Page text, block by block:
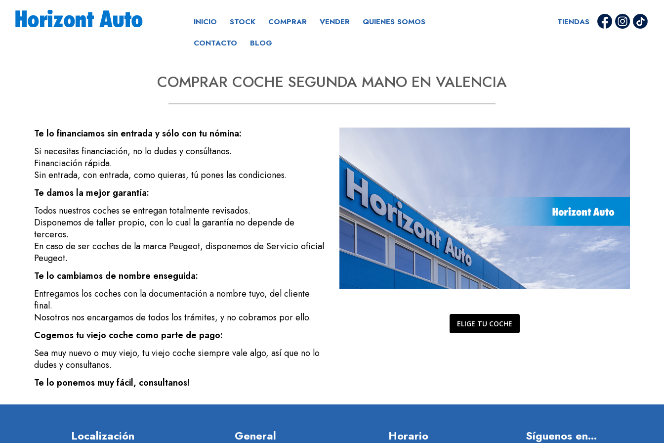
INICIO STOCK COMPRAR VENDER
QUIENES SOMOS
CONTACTO
BLOG
TIENDAS
COMPRAR COCHE SEGUNDA MANO EN VALENCIA
Te lo financiamos sin entrada y sólo con tu nómina:
Si necesitas financiación, no lo dudes y consúltanos.
Financiación rápida.
Sin entrada, con entrada, como quieras, tú pones las condiciones.
Te damos la mejor garantía:
Todos nuestros coches se entregan totalmente revisados.
Disponemos de taller propio, con lo cual la garantía no depende de
terceros.
En caso de ser coches de la marca Peugeot, disponemos de Servicio oficial
Peugeot.
Te lo cambiamos de nombre enseguida:
Entregamos los coches con la documentación a nombre tuyo, del cliente
final.
Nosotros nos encargamos de todos los trámites, y no cobramos por ello.
Cogemos tu viejo coche como parte de pago:
Sea muy nuevo o muy viejo, tu viejo coche siempre vale algo, así que no lo
dudes y consultanos.
Te lo ponemos muy fácil, consultanos!
ELIGE TU COCHE
Localización General Horario Síguenos en...